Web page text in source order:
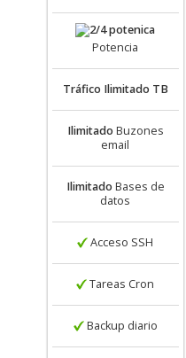
Potencia
Tráfico Ilimitado TB
Ilimitado Buzones
email
Ilimitado Bases de
datos
Acceso SSH
Tareas Cron
Backup diario